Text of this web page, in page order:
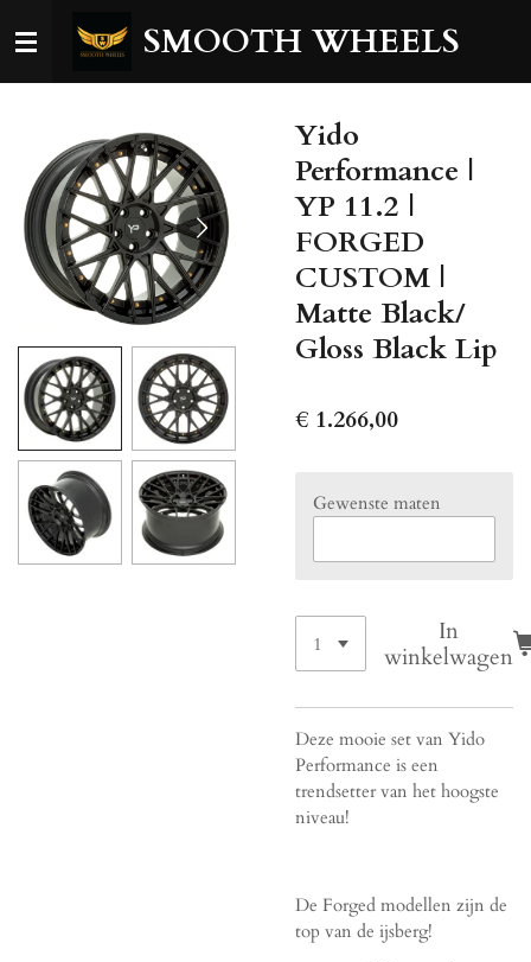
direct
SMOOTH WHEELS
Yido
Performance |
YP 11.2 |
FORGED
CUSTOM |
Matte Black/
Gloss Black Lip
€ 1.266,00
Gewenste maten
In
winkelwagen
Deze mooie set van Yido
Performance is een
trendsetter van het hoogste
niveau!
De Forged modellen zijn de
top van de ijsberg!